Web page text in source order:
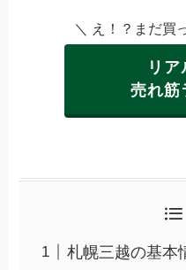
＼ え！？まだ買
リ
売れ筋
札幌三越の基本